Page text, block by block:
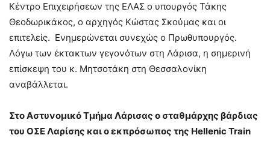
Κέντρο Επιχειρήσεων της ΕΛΑΣ ο υπουργός Τάκης
Θεοδωρικάκος, ο αρχηγός Κώστας Σκούμας και οι
επιτελείς. Ενημερώνεται συνεχώς ο Πρωθυπουργός.
Λόγω των έκτακτων γεγονότων στη Λάρισα, η σημερινή
επίσκεψη του κ. Μητσοτάκη στη Θεσσαλονίκη
αναβάλλεται.
Στο Αστυνομικό Τμήμα Λάρισας ο σταθμάρχης βάρδιας
του ΟΣΕ Λαρίσης και ο εκπρόσωπος της Hellenic Train